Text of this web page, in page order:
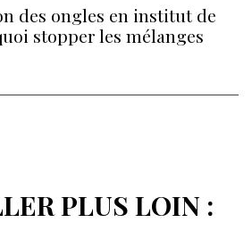
des ongles en institut de
stopper les mélanges
PLUS LOIN :